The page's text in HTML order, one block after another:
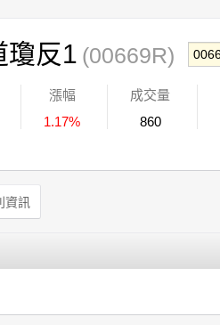
瓊反1 (00669R)
漲幅
1.17%
成交量
860
資訊